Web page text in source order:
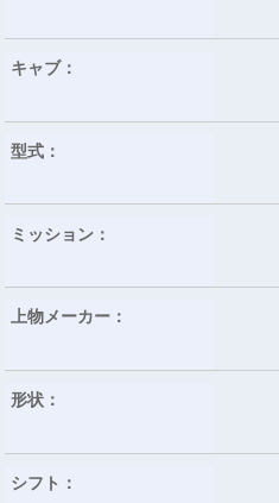
キャブ：
型式：
ミッション：
上物メーカー：
形状：
シフト：